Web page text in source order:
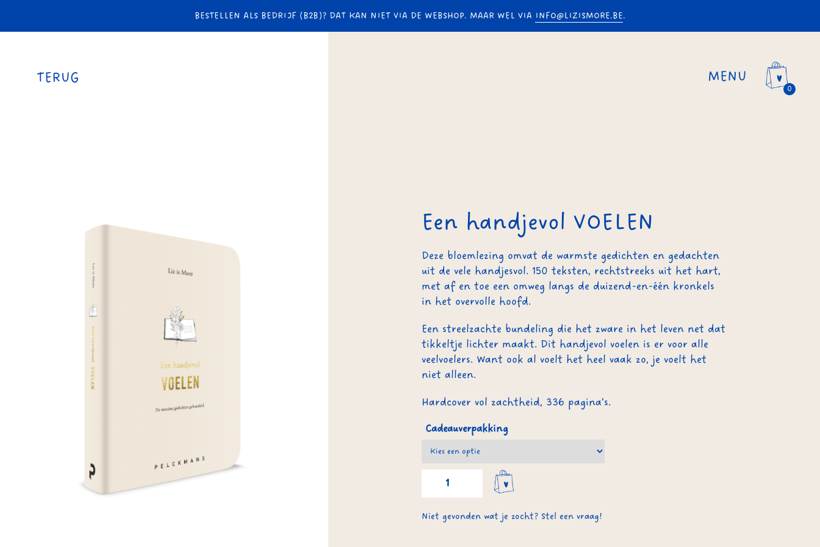
MENU
0
BESTELLEN ALS BEDRIJF (B2B)? DAT KAN NIET VIA DE WEBSHOP. MAAR WEL VIA INFO@LIZISMORE.BE.
TERUG
Een handjevol VOELEN
Deze bloemlezing omvat de warmste gedichten en gedachten
uit de vele handjesvol. 150 teksten, rechtstreeks uit het hart,
met af en toe een omweg langs de duizend-en-één kronkels
in het overvolle hoofd.
Een streelzachte bundeling die het zware in het leven net dat
tikkeltje lichter maakt. Dit handjevol voelen is er voor alle
veelvoelers. Want ook al voelt het heel vaak zo, je voelt het
niet alleen.
Hardcover vol zachtheid, 336 pagina’s.
Cadeauverpakking
handjevol
VOELEN
aantal
Niet gevonden wat je zocht? Stel een vraag!